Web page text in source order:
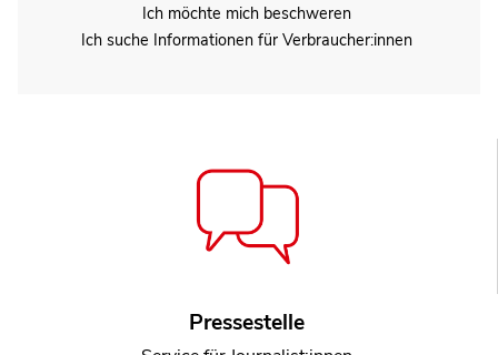
Ich möchte mich beschweren
Ich suche Informationen für Verbraucher:innen
Pressestelle